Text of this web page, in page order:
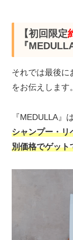
【初回限定
『
それでは最後に
をお伝えします。
『MEDULLA』
シャンプー・リ
別価格でゲット